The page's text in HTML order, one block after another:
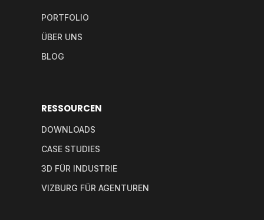
PORTFOLIO
ÜBER UNS
BLOG
RESSOURCEN
DOWNLOADS
CASE STUDIES
3D FÜR INDUSTRIE
VIZBURG FÜR AGENTUREN